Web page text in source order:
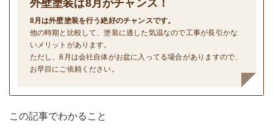
外壁塗装は8月がチャンス！
8月は外壁塗装を行う絶好のチャンスです。
他の時期と比較して、塗装に適した気温なので工事が長引かな
いメリットがあります。
ただし、8月は会社自体がお盆に入ってる場合がありますので、
お早目にご依頼ください。
この記事でわかること